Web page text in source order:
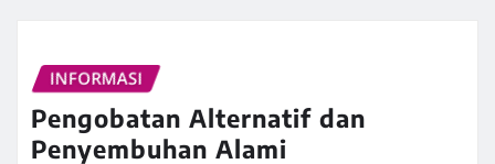
INFORMASI
Pengobatan Alternatif dan
Penyembuhan Alami